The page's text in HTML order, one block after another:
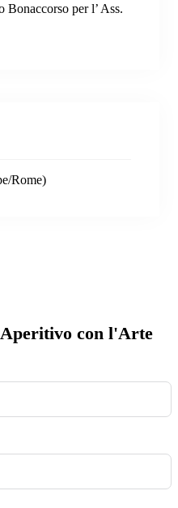
Bonaccorso per l’ Ass.
Rome)
con l'Arte